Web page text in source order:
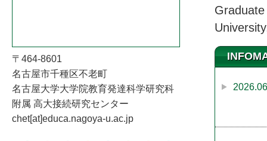
〒464-8601
名古屋市千種区不老町
名古屋大学大学院教育発達科学研究科
附属 高大接続研究センター
chet[at]educa.nagoya-u.ac.jp